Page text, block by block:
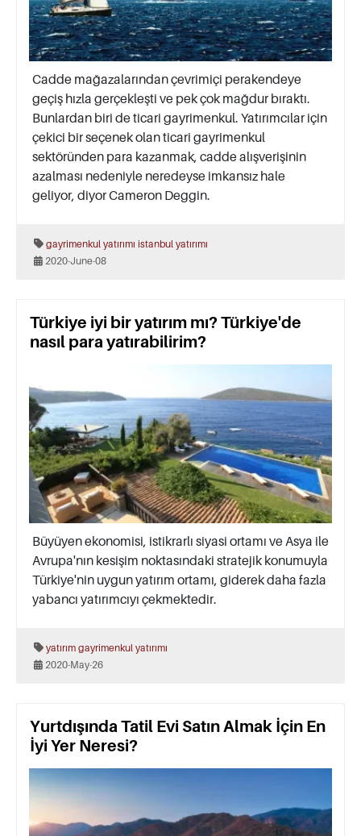
Cadde mağazalarından çevrimiçi perakendeye
geçiş hızla gerçekleşti ve pek çok mağdur bıraktı.
Bunlardan biri de ticari gayrimenkul. Yatırımcılar için
çekici bir seçenek olan ticari gayrimenkul
sektöründen para kazanmak, cadde alışverişinin
azalması nedeniyle neredeyse imkansız hale
geliyor, diyor Cameron Deggin.
gayrimenkul yatırımı istanbul yatırımı
2020-June-08
Türkiye iyi bir yatırım mı? Türkiye'de
nasıl para yatırabilirim?
Büyüyen ekonomisi, istikrarlı siyasi ortamı ve Asya ile
Avrupa'nın kesişim noktasındaki stratejik konumuyla
Türkiye'nin uygun yatırım ortamı, giderek daha fazla
yabancı yatırımcıyı çekmektedir.
yatırım gayrimenkul yatırımı
2020-May-26
Yurtdışında Tatil Evi Satın Almak İçin En
İyi Yer Neresi?